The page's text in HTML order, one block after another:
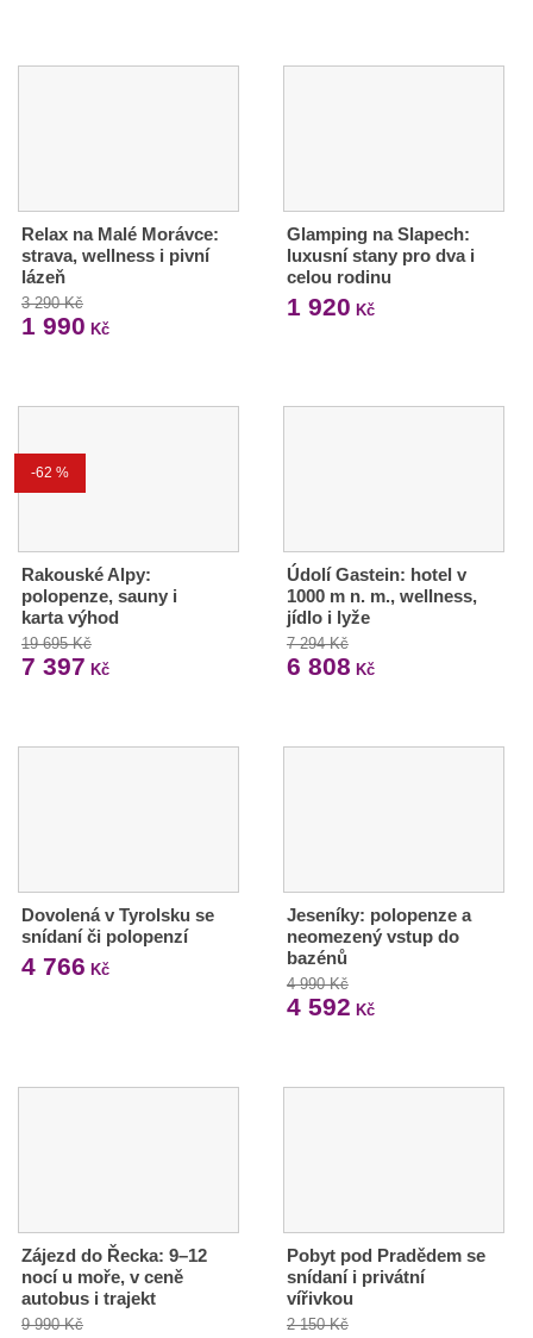
Relax na Malé Morávce:
strava, wellness i pivní
lázeň
3 290 Kč
1 990 Kč
Glamping na Slapech:
luxusní stany pro dva i
celou rodinu
1 920 Kč
-62 %
Rakouské Alpy:
polopenze, sauny i
karta výhod
19 695 Kč
7 397 Kč
Údolí Gastein: hotel v
1000 m n. m., wellness,
jídlo i lyže
7 294 Kč
6 808 Kč
Dovolená v Tyrolsku se
snídaní či polopenzí
4 766 Kč
Jeseníky: polopenze a
neomezený vstup do
bazénů
4 990 Kč
4 592 Kč
Zájezd do Řecka: 9–12
nocí u moře, v ceně
autobus i trajekt
9 990 Kč
Pobyt pod Pradědem se
snídaní i privátní
vířivkou
2 150 Kč